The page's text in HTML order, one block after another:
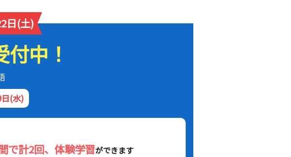
日(土)
中！
(水)
で計2回、体験学習ができます